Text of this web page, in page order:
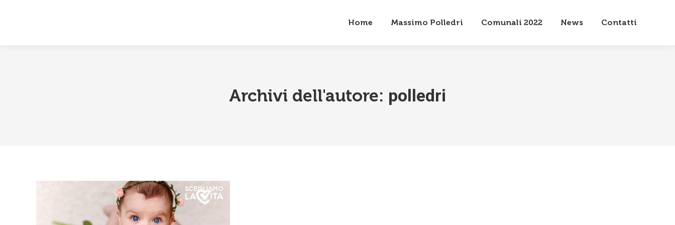
Home Massimo Polledri Comunali 2022 News Contatti
Archivi dell'autore: polledri